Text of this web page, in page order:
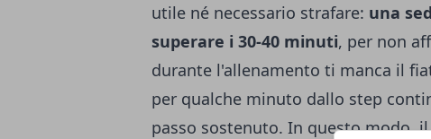
utile né necessario strafare: una
superare i 30-40 minuti, per non
durante l'allenamento ti manca il
per qualche minuto dallo step
passo sostenuto. In questo modo,